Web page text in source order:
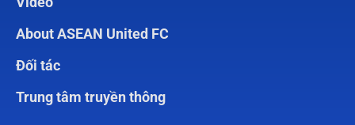
About ASEAN United FC
Đối tác
Trung tâm truyền thông